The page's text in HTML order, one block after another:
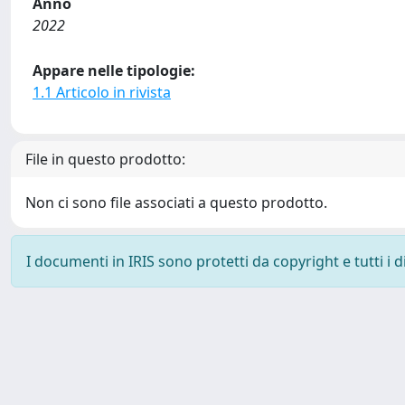
2022
Appare nelle tipologie:
1.1 Articolo in rivista
File in questo prodotto:
Non ci sono file associati a questo prodotto.
I documenti in IRIS sono protetti da copyright e tutti i